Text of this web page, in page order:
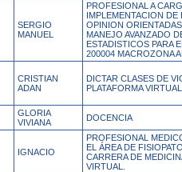
SERGIO
MANUEL
PROFESIONAL A
IMPLEMENTACION DE
OPINION
MANEJO AVANZADO
ESTADISTICOS PARA
200004 MACROZONA
CRISTIAN
ADAN
DICTAR CLASES DE
PLATAFORMA
GLORIA
VIVIANA
DOCENCIA
IGNACIO
PROFESIONAL
EL ÁREA DE
CARRERA DE
VIRTUAL.